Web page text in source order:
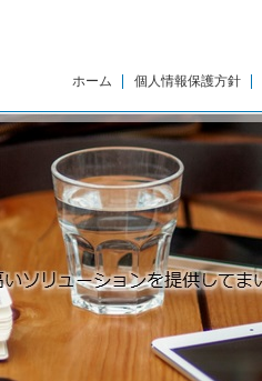
ホーム 個人情報保護方針